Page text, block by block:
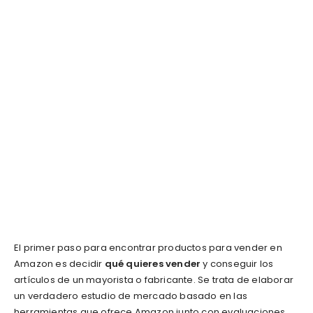
El primer paso para encontrar productos para vender en
Amazon es decidir qué quieres vender y conseguir los
artículos de un mayorista o fabricante. Se trata de elaborar
un verdadero estudio de mercado basado en las